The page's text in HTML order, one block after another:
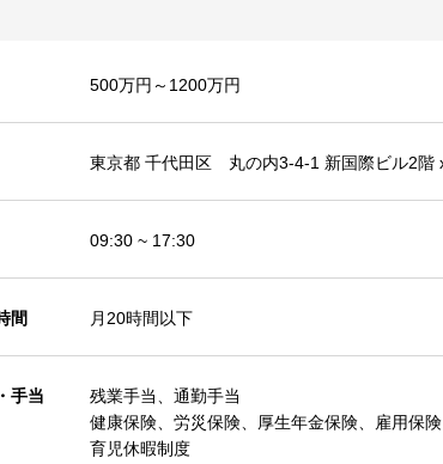
500万円～1200万円
東京都 千代田区 丸の内3-4-1 新国際ビル2階
09:30 ~ 17:30
間 月20時間以下
手当
残業手当、通勤手当
健康保険、労災保険、厚生年金保険、雇用保険
育児休暇制度